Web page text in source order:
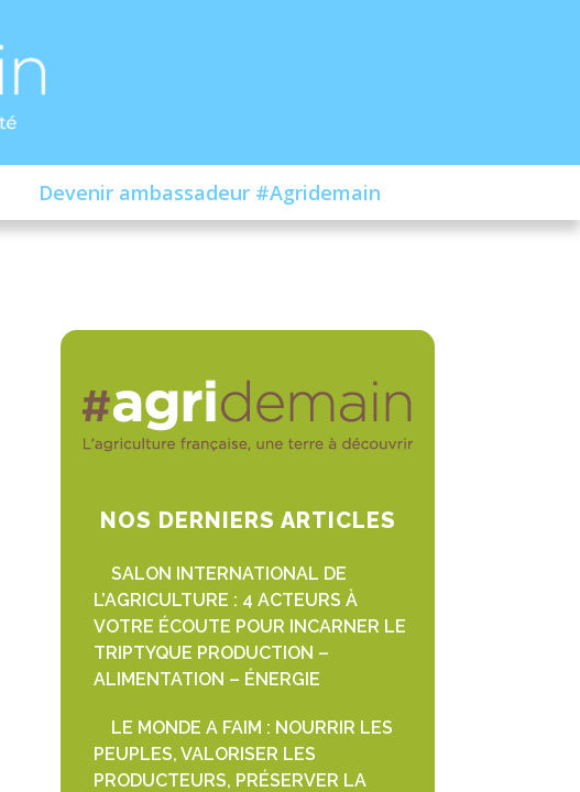
Devenir ambassadeur #Agridemain
NOS DERNIERS ARTICLES
SALON INTERNATIONAL DE
L’AGRICULTURE : 4 ACTEURS À
VOTRE ÉCOUTE POUR INCARNER LE
TRIPTYQUE PRODUCTION –
ALIMENTATION – ÉNERGIE
LE MONDE A FAIM : NOURRIR LES
PEUPLES, VALORISER LES
PRODUCTEURS, PRÉSERVER LA